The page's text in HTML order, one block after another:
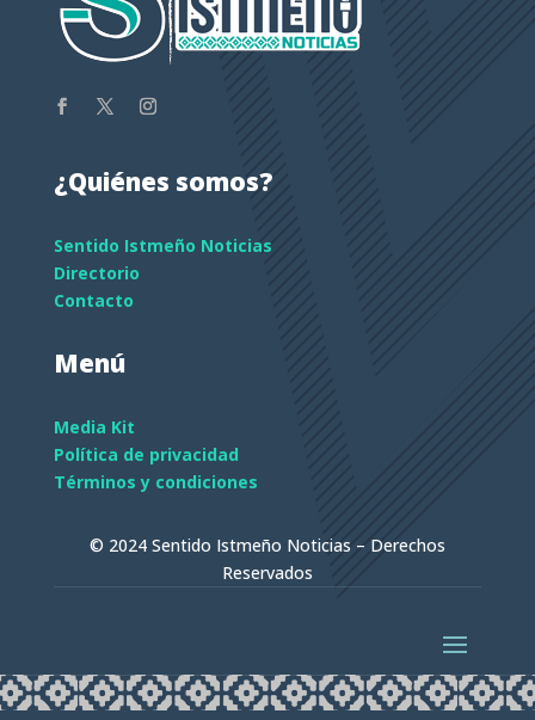
¿Quiénes somos?
Sentido Istmeño Noticias
Directorio
Contacto
Menú
Media Kit
Política de privacidad
Términos y condiciones
© 2024 Sentido Istmeño Noticias – Derechos
Reservados